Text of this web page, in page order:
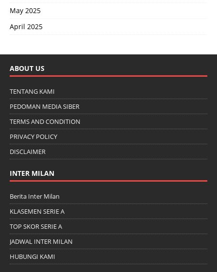
May 2025
April 2025
ABOUT US
TENTANG KAMI
PEDOMAN MEDIA SIBER
TERMS AND CONDITION
PRIVACY POLICY
DISCLAIMER
INTER MILAN
Berita Inter Milan
KLASEMEN SERIE A
TOP SKOR SERIE A
JADWAL INTER MILAN
HUBUNGI KAMI